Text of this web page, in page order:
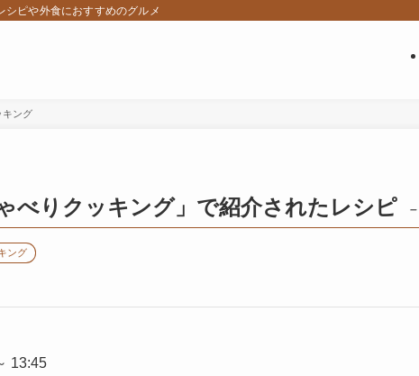
シピや外食におすすめのグルメ
キング
べりクッキング」で紹介されたレシピ
ング
13:45